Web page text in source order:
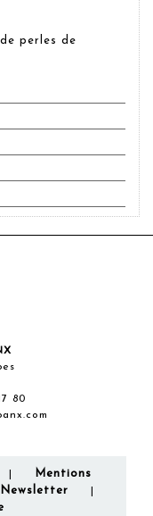
perles de
80
Mentions